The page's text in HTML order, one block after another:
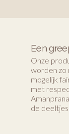
Een
Onze
worden zo
mogelijk
met
de